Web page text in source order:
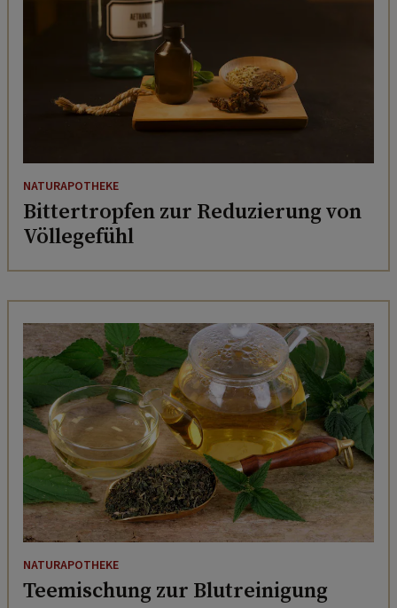
NATURAPOTHEKE
Bittertropfen zur Reduzierung von
Völlegefühl
NATURAPOTHEKE
Teemischung zur Blutreinigung